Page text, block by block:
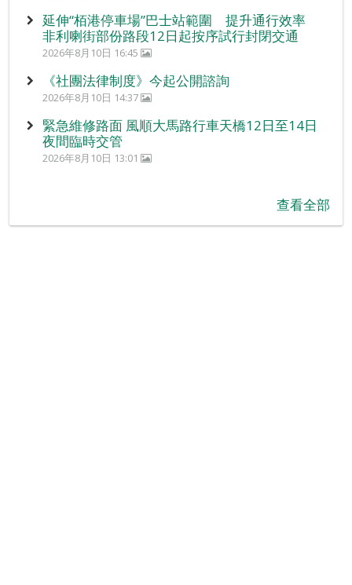
延伸“栢港停車場”巴士站範圍 提升通行效率
非利喇街部份路段12日起按序試行封閉交通
2026年8月10日 16:45
《社團法律制度》今起公開諮詢
2026年8月10日 14:37
緊急維修路面 風順大馬路行車天橋12日至14日
夜間臨時交管
2026年8月10日 13:01
查看全部